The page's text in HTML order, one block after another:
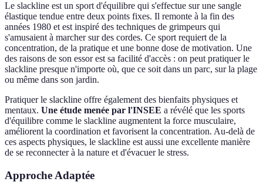
Le slackline est un sport d'équilibre qui s'effectue sur une sangle
élastique tendue entre deux points fixes. Il remonte à la fin des
années 1980 et est inspiré des techniques de grimpeurs qui
s'amusaient à marcher sur des cordes. Ce sport requiert de la
concentration, de la pratique et une bonne dose de motivation. Une
des raisons de son essor est sa facilité d'accès : on peut pratiquer le
slackline presque n'importe où, que ce soit dans un parc, sur la plage
ou même dans son jardin.
Pratiquer le slackline offre également des bienfaits physiques et
mentaux. Une étude menée par l'INSEE a révélé que les sports
d'équilibre comme le slackline augmentent la force musculaire,
améliorent la coordination et favorisent la concentration. Au-delà de
ces aspects physiques, le slackline est aussi une excellente manière
de se reconnecter à la nature et d'évacuer le stress.
Approche Adaptée